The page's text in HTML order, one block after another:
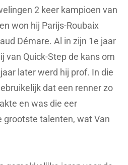
2 keer kampioen van
won hij Parijs-Roubaix
Démare. Al in zijn 1e jaar
van Quick-Step de kans om
later werd hij prof. In die
dat een renner zo
en was die eer
grootste talenten, wat Van